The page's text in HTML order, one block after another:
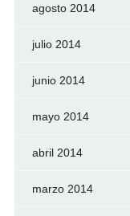
agosto 2014
julio 2014
junio 2014
mayo 2014
abril 2014
marzo 2014